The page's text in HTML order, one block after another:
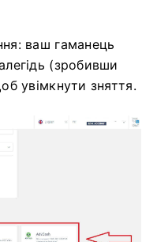
ваш гаманець
(зробивши
увімкнути зняття.